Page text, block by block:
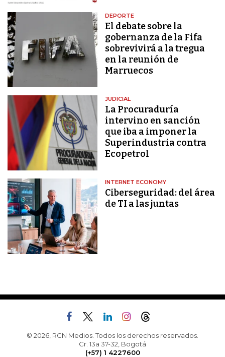
DEPORTE
El debate sobre la
gobernanza de la Fifa
sobrevivirá a la tregua
en la reunión de
Marruecos
JUDICIAL
La Procuraduría
intervino en sanción
que iba a imponer la
Superindustria contra
Ecopetrol
INTERNET ECONOMY
Ciberseguridad: del área
de TI a las juntas
© 2026, RCN Medios. Todos los derechos reservados.
Cr. 13a 37-32, Bogotá
(+57) 1 4227600